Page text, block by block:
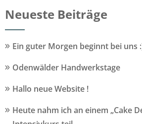
Neueste Beiträge
Ein guter Morgen beginnt bei uns
Odenwälder Handwerkstage
Hallo neue Website !
Heute nahm ich an einem „Cake